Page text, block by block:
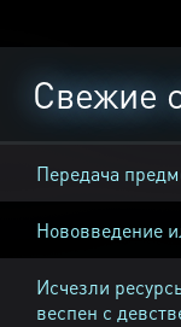
Свежие
Передача
Нововведение
Исчезли
веспен с